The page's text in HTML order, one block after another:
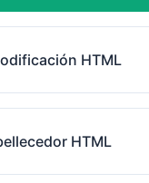
HTML
HTML